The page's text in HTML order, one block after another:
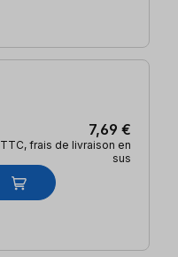
7,69 €
TTC, frais de livraison en
sus